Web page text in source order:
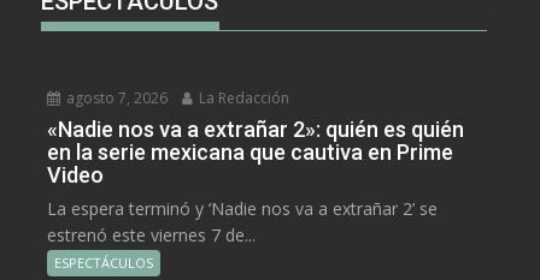
agosto 7, 2026 La Redacción
«Nadie nos va a extrañar 2»: quién es quién
en la serie mexicana que cautiva en Prime
Video
La espera terminó y ‘Nadie nos va a extrañar 2’ se
estrenó este viernes 7 de...
ESPECTÁCULOS